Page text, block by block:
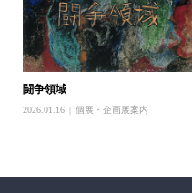
闘争領域
2026.01.16 個展・企画展案内